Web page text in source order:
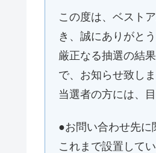
この度は、ベスト
き、誠にありがと
厳正なる抽選の結
で、お知らせ致しま
当選者の方には、
●お問い合わせ先に
これまで設置して